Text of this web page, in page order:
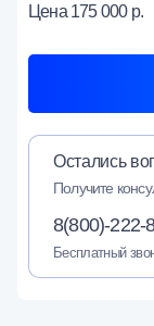
Цена 175 000 р.
Остались
Получите
8(800)-222-
Бесплатный